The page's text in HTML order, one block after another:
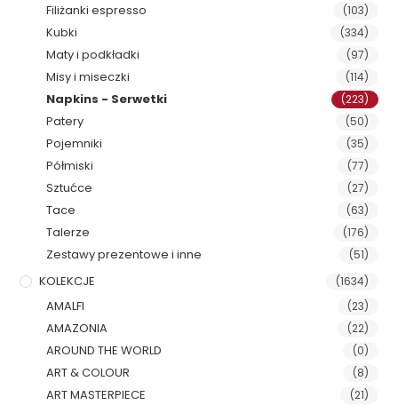
Filiżanki espresso (103)
Kubki (334)
Maty i podkładki (97)
Misy i miseczki (114)
Napkins - Serwetki (223)
Patery (50)
Pojemniki (35)
Półmiski (77)
Sztućce (27)
Tace (63)
Talerze (176)
Zestawy prezentowe i inne (51)
KOLEKCJE (1634)
AMALFI (23)
AMAZONIA (22)
AROUND THE WORLD (0)
ART & COLOUR (8)
ART MASTERPIECE (21)